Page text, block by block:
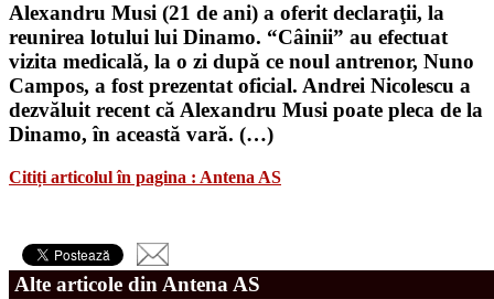
Alexandru Musi (21 de ani) a oferit declaraţii, la
reunirea lotului lui Dinamo. “Câinii” au efectuat
vizita medicală, la o zi după ce noul antrenor, Nuno
Campos, a fost prezentat oficial. Andrei Nicolescu a
dezvăluit recent că Alexandru Musi poate pleca de la
Dinamo, în această vară. (…)
Citiți articolul în pagina : Antena AS
Alte articole din Antena AS